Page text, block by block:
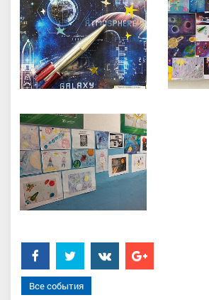
FacebookTwitter���������
Google+
Все события